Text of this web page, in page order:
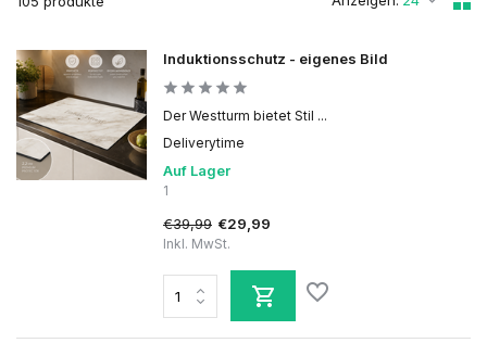
Induktionsschutz - eigenes Bild
Der Westturm bietet Stil ...
Deliverytime
Auf Lager
1
€39,99 €29,99
Inkl. MwSt.